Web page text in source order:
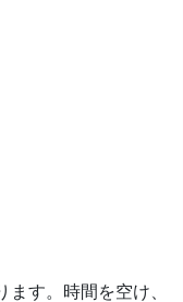
す。時間を空け、